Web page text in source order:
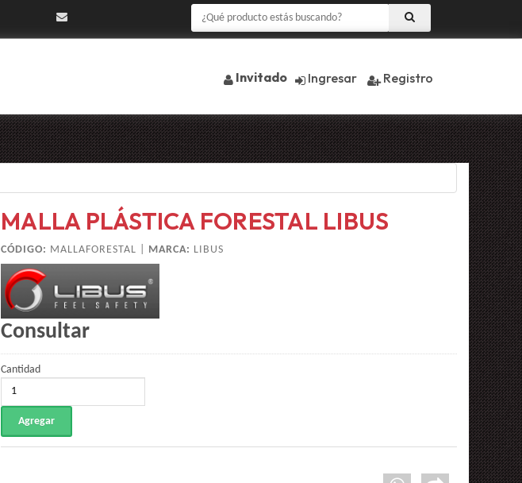
Invitado Ingresar Registro
MALLA PLÁSTICA FORESTAL LIBUS
CÓDIGO: MALLAFORESTAL | MARCA: LIBUS
Consultar
Cantidad